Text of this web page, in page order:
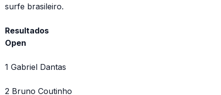
surfe brasileiro.
Resultados
Open
1 Gabriel Dantas
2 Bruno Coutinho